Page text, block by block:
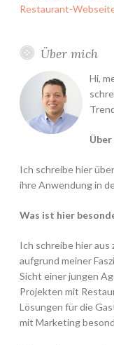
Restaurant-
Über mich
Hi,
Über
Ich schreibe hier
ihre Anwendung in
Was ist hier
Ich schreibe hier
aufgrund meiner
Sicht einer jungen
Projekten mit
Lösungen für die
mit Marketing